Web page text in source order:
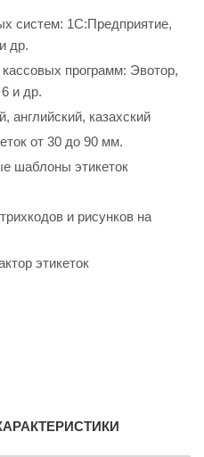
систем: 1С:Предприятие,
др.
кассовых программ: Эвотор,
и др.
английский, казахский
от 30 до 90 мм.
шаблоны этикеток
и рисунков на
этикеток